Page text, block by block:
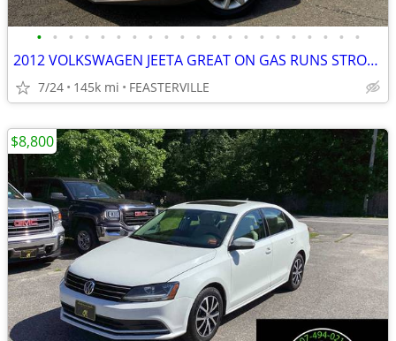
• • • • • • • • • • • • • • • • • • • • •
2012 VOLKSWAGEN JEETA GREAT ON GAS RUNS STRONG CASH ONLY
7/24 145k mi FEASTERVILLE
$8,800